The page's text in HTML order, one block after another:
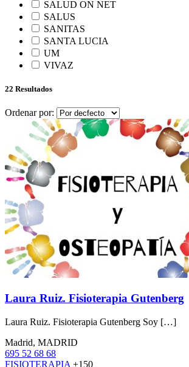
SALUD ON NET
SALUS
SANITAS
SANTA LUCIA
UM
VIVAZ
22 Resultados
Ordenar por:
Laura Ruiz. Fisioterapia Gutenberg
Laura Ruiz. Fisioterapia Gutenberg Soy […]
Madrid, MADRID
695 52 68 68
FISIOTERAPIA +150